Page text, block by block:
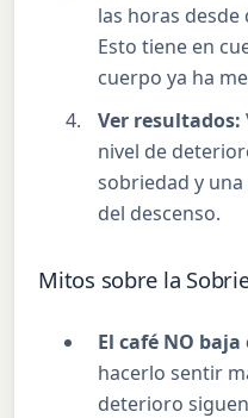
las horas desde
Esto tiene en
cuerpo ya ha
Ver resultados:
nivel de
sobriedad y
del descenso.
Mitos sobre la
El café NO baja
hacerlo sentir
deterioro